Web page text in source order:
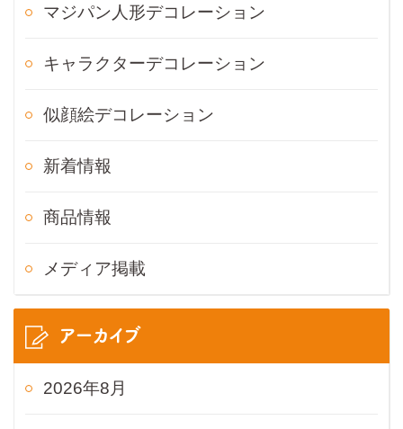
マジパン人形デコレーション
キャラクターデコレーション
似顔絵デコレーション
新着情報
商品情報
メディア掲載
アーカイブ
2026年8月